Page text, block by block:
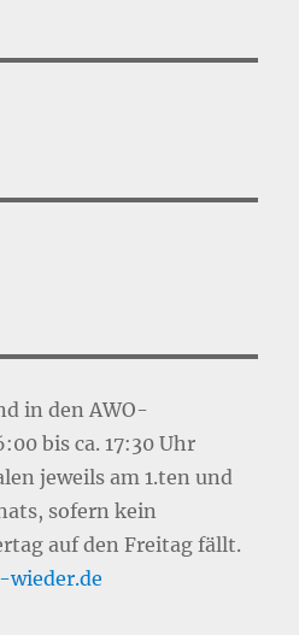
in den AWO-
bis ca. 17:30 Uhr
jeweils am 1.ten und
sofern kein
auf den Freitag fällt.
wieder.de